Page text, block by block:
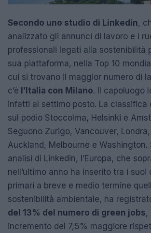
Secondo uno studio di Linkedin,
analizzato gli annunci di lavoro e i
professionali legati alla sostenibilità
sua piattaforma, nella Top 10
cui si trovano il maggior numero di
c’è l’Italia con Milano. Il capoluogo
infatti al settimo posto. La classifica
sul podio Stoccolma, Helsinki e
Seguono Zurigo, Vancouver,
Auckland, Melbourne e Washington.
analisi di Linkedin, l’Europa, che
nell’ultimo anno ha inserito tra i suoi
primari a breve e medio termine
sostenibilità ambientale, ha
del 13% del numero di green jobs,
incremento del 7,5% maggiore